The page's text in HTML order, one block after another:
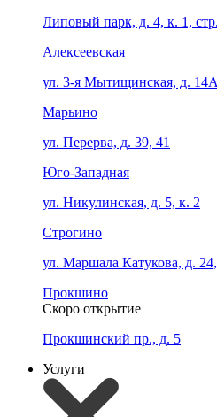
Липовый парк, д. 4, к. 1,
Алексеевская
ул. 3-я Мытищинская, д. 14А
Марьино
ул. Перерва, д. 39, 41
Юго-Западная
ул. Никулинская, д. 5, к. 2
Строгино
ул. Маршала Катукова, д.
Прокшино
Скоро открытие
Прокшинский пр., д. 5
Услуги